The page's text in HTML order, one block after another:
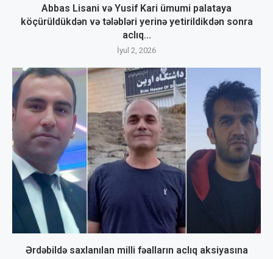
Abbas Lisani və Yusif Kari ümumi palataya
köçürüldükdən və tələbləri yerinə yetirildikdən sonra
aclıq...
İyul 2, 2026
Ərdəbildə saxlanılan milli fəalların aclıq aksiyasına